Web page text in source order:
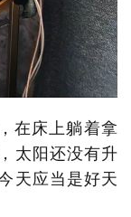
在床上躺着拿
太阳还没有升
天应当是好天